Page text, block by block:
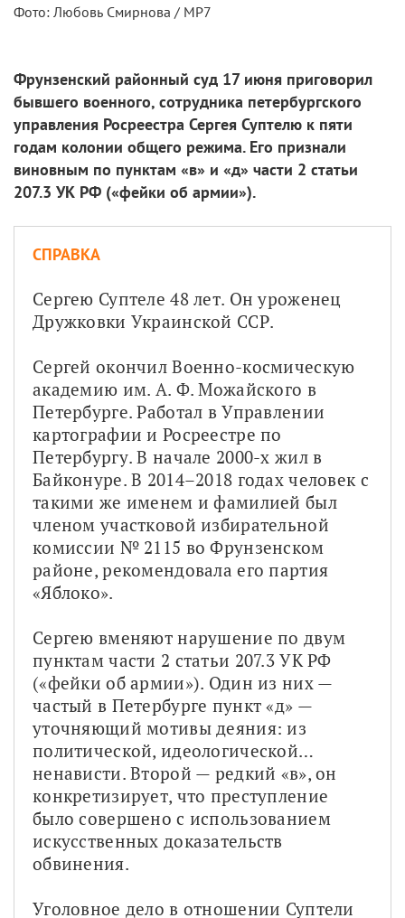
Фото: Любовь Смирнова / МР7
Фрунзенский районный суд 17 июня приговорил
бывшего военного, сотрудника петербургского
управления Росреестра Сергея Суптелю к пяти
годам колонии общего режима. Его признали
виновным по пунктам «в» и «д» части 2 статьи
207.3 УК РФ («фейки об армии»).
СПРАВКА
Сергею Суптеле 48 лет. Он уроженец
Дружковки Украинской ССР.
Сергей окончил Военно-космическую
академию им. А. Ф. Можайского в
Петербурге. Работал в Управлении
картографии и Росреестре по
Петербургу. В начале 2000-х жил в
Байконуре. В 2014–2018 годах человек с
такими же именем и фамилией был
членом участковой избирательной
комиссии № 2115 во Фрунзенском
районе, рекомендовала его партия
«Яблоко».
Сергею вменяют нарушение по двум
пунктам части 2 статьи 207.3 УК РФ
(«фейки об армии»). Один из них —
частый в Петербурге пункт «д» —
уточняющий мотивы деяния: из
политической, идеологической…
ненависти. Второй — редкий «в», он
конкретизирует, что преступление
было совершено с использованием
искусственных доказательств
обвинения.
Уголовное дело в отношении Суптели